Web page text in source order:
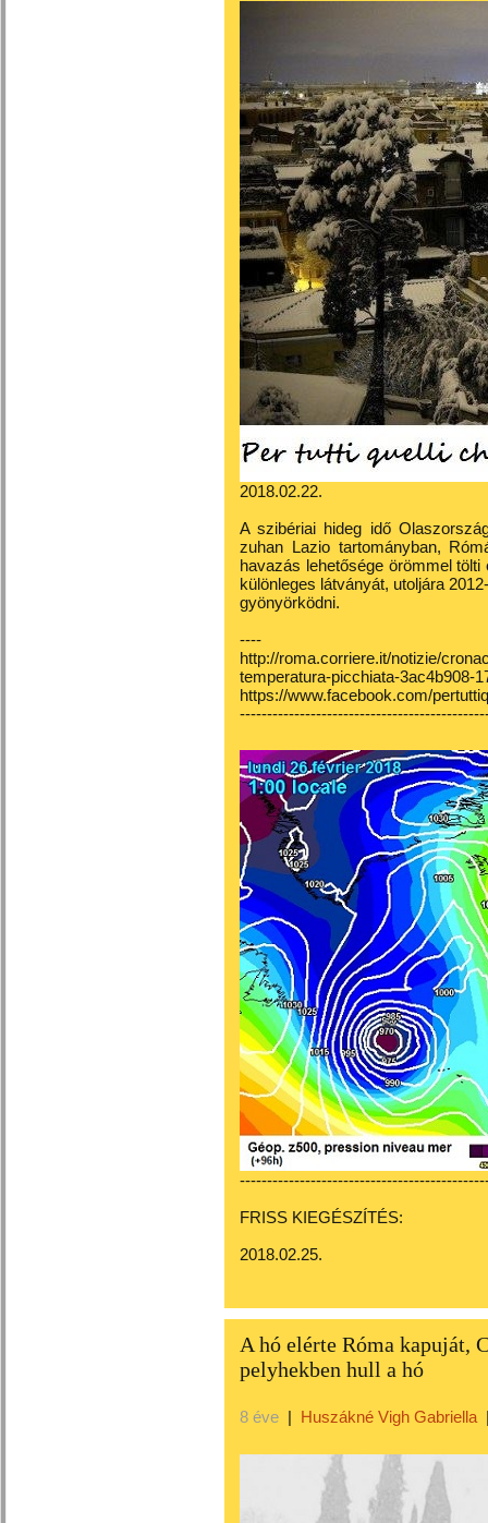
2018.02.22.
A szibériai hideg idő
zuhan Lazio tartományban,
havazás lehetősége örömmel
különleges látványát, utoljára
gyönyörködni.
----
http://roma.corriere.it/notizie/
temperatura-picchiata-3ac4b908-
https://www.facebook.com/
FRISS KIEGÉSZÍTÉS:
2018.02.25.
A hó elérte Róma kapuját,
pelyhekben hull a hó
8 éve | Huszákné Vigh Gabriella